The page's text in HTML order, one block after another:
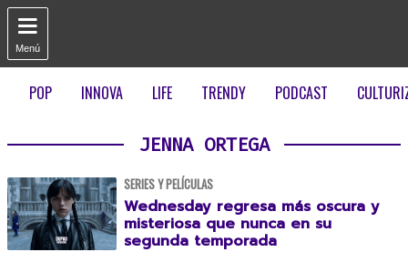

Menú
POP INNOVA LIFE TRENDY PODCAST
JENNA ORTEGA
SERIES Y PELÍCULAS
Wednesday regresa más oscura y
misteriosa que nunca en su
segunda temporada